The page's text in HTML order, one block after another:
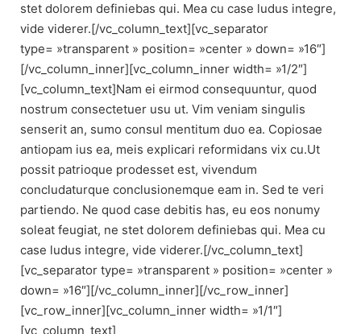
stet dolorem definiebas qui. Mea cu case ludus integre,
vide viderer.[/vc_column_text][vc_separator
type= »transparent » position= »center » down= »16″]
[/vc_column_inner][vc_column_inner width= »1/2″]
[vc_column_text]Nam ei eirmod consequuntur, quod
nostrum consectetuer usu ut. Vim veniam singulis
senserit an, sumo consul mentitum duo ea. Copiosae
antiopam ius ea, meis explicari reformidans vix cu.Ut
possit patrioque prodesset est, vivendum
concludaturque conclusionemque eam in. Sed te veri
partiendo. Ne quod case debitis has, eu eos nonumy
soleat feugiat, ne stet dolorem definiebas qui. Mea cu
case ludus integre, vide viderer.[/vc_column_text]
[vc_separator type= »transparent » position= »center »
down= »16″][/vc_column_inner][/vc_row_inner]
[vc_row_inner][vc_column_inner width= »1/1″]
[vc_column_text]